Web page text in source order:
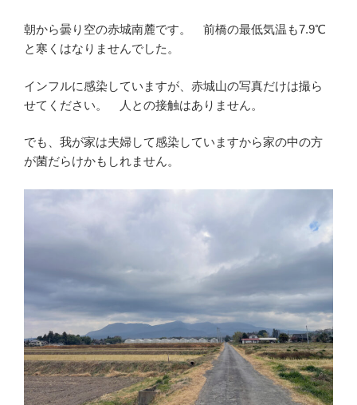
朝から曇り空の赤城南麓です。 前橋の最低気温も7.9℃
と寒くはなりませんでした。
インフルに感染していますが、赤城山の写真だけは撮ら
せてください。 人との接触はありません。
でも、我が家は夫婦して感染していますから家の中の方
が菌だらけかもしれません。